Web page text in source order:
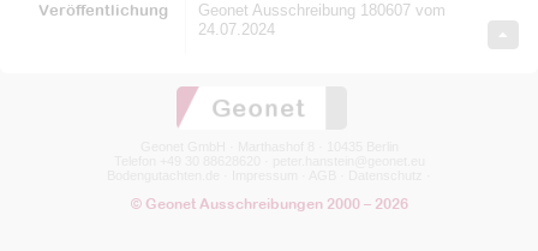
Veröffentlichung
Geonet Ausschreibung 180607 vom
24.07.2024
© Geonet Ausschreibungen 2000 – 2026